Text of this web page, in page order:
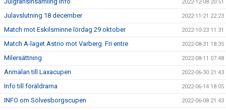
2022-12-08 20:51
Julavslutning 18 december 2022-11-21 22:23
Match mot Eskilsminne lördag 29 oktober 2022-10-23 11:31
Match A-laget Astrio mot Varberg. Fri entre 2022-08-31 18:35
Milersättning 2022-08-11 07:48
Anmälan till Laxacupen 2022-06-30 21:43
Info till föräldrarna 2022-06-14 18:05
INFO om Sölvesborgscupen 2022-06-08 21:43